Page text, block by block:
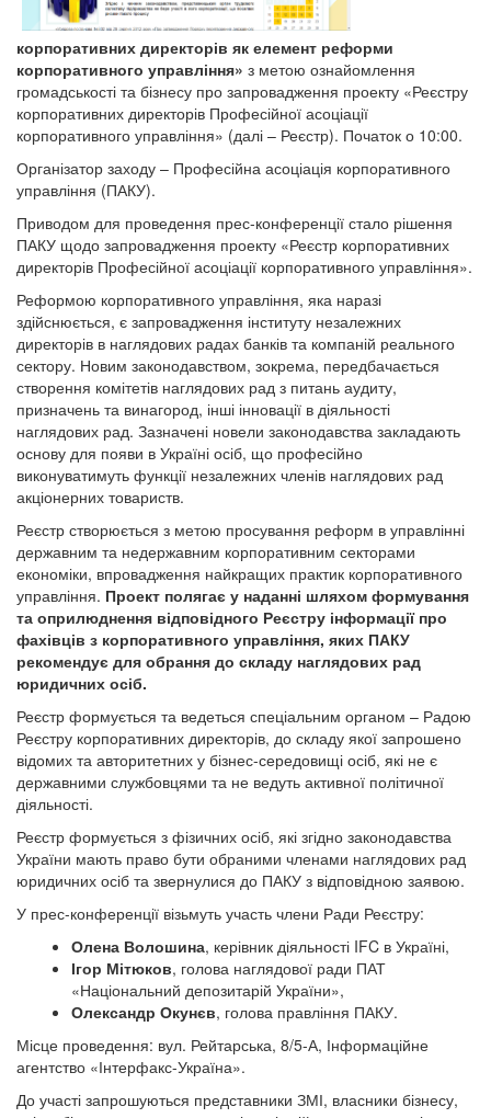
корпоративних директорів як елемент реформи
корпоративного управління» з метою ознайомлення
громадськості та бізнесу про запровадження проекту «Реєстру
корпоративних директорів Професійної асоціації
корпоративного управління» (далі – Реєстр). Початок о 10:00.
Організатор заходу – Професійна асоціація корпоративного
управління (ПАКУ).
Приводом для проведення прес-конференції стало рішення
ПАКУ щодо запровадження проекту «Реєстр корпоративних
директорів Професійної асоціації корпоративного управління».
Реформою корпоративного управління, яка наразі
здійснюється, є запровадження інституту незалежних
директорів в наглядових радах банків та компаній реального
сектору. Новим законодавством, зокрема, передбачається
створення комітетів наглядових рад з питань аудиту,
призначень та винагород, інші інновації в діяльності
наглядових рад. Зазначені новели законодавства закладають
основу для появи в Україні осіб, що професійно
виконуватимуть функції незалежних членів наглядових рад
акціонерних товариств.
Реєстр створюється з метою просування реформ в управлінні
державним та недержавним корпоративним секторами
економіки, впровадження найкращих практик корпоративного
управління. Проект полягає у наданні шляхом формування
та оприлюднення відповідного Реєстру інформації про
фахівців з корпоративного управління, яких ПАКУ
рекомендує для обрання до складу наглядових рад
юридичних осіб.
Реєстр формується та ведеться спеціальним органом – Радою
Реєстру корпоративних директорів, до складу якої запрошено
відомих та авторитетних у бізнес-середовищі осіб, які не є
державними службовцями та не ведуть активної політичної
діяльності.
Реєстр формується з фізичних осіб, які згідно законодавства
України мають право бути обраними членами наглядових рад
юридичних осіб та звернулися до ПАКУ з відповідною заявою.
У прес-конференції візьмуть участь члени Ради Реєстру:
Олена Волошина, керівник діяльності IFC в Україні,
Ігор Мітюков, голова наглядової ради ПАТ
«Національний депозитарій України»,
Олександр Окунєв, голова правління ПАКУ.
Місце проведення: вул. Рейтарська, 8/5-А, Інформаційне
агентство «Інтерфакс-Україна».
До участі запрошуються представники ЗМІ, власники бізнесу,